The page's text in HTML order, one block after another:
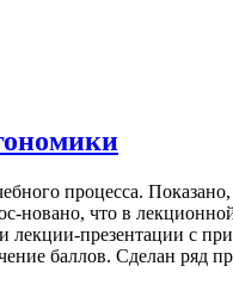
процесса.
новано, что в
презентации с
баллов. Сделан ряд